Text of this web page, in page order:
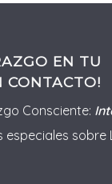
EN TU
CONTACTO!
Consciente:
sobre